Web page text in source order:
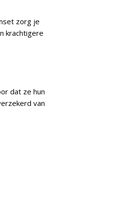
zorg je
krachtigere
dat ze hun
van